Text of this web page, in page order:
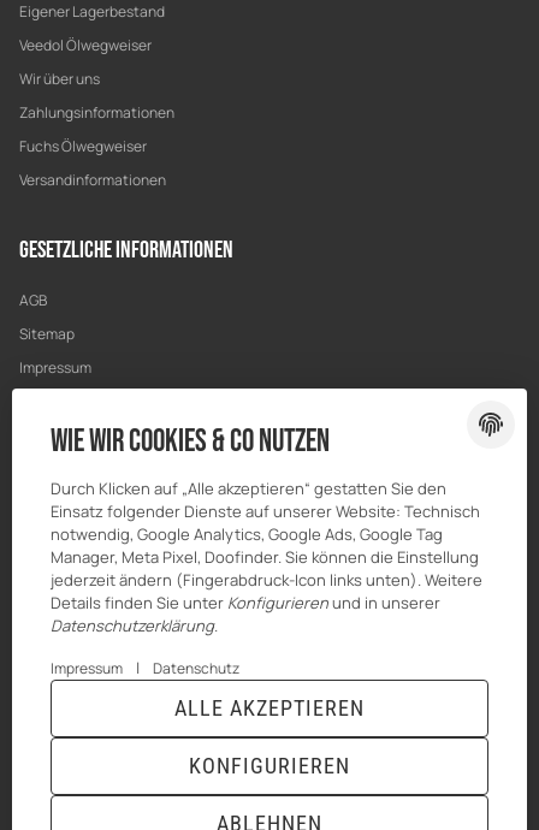
Eigener Lagerbestand
Veedol Ölwegweiser
Wir über uns
Zahlungsinformationen
Fuchs Ölwegweiser
Versandinformationen
Gesetzliche Informationen
AGB
Sitemap
Impressum
Widerrufsrecht
© HILBERT Mineralöl GmbH* Alle Preise inkl. gesetzlicher USt., zzgl.Versand
JTL-Shop| TECHNIK JTL-Shop Template
Wie wir Cookies & Co nutzen
Durch Klicken auf „Alle akzeptieren“ gestatten Sie den
Einsatz folgender Dienste auf unserer Website: Technisch
notwendig, Google Analytics, Google Ads, Google Tag
Manager, Meta Pixel, Doofinder. Sie können die Einstellung
jederzeit ändern (Fingerabdruck-Icon links unten). Weitere
Details finden Sie unter Konfigurierenund in unserer
Datenschutzerklärung.
Impressum | Datenschutz
ABLEHNEN
KONFIGURIEREN
ALLE AKZEPTIEREN